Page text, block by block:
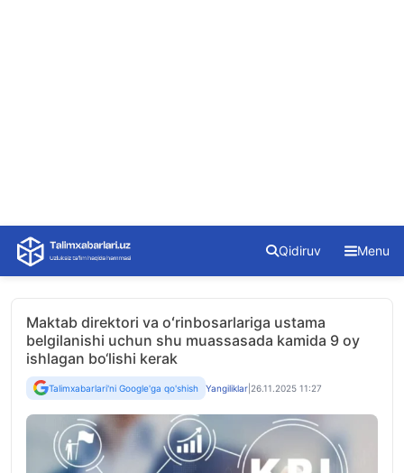
Skip
content
Qidiruv Menu
Maktab direktori va oʻrinbosarlariga ustama
belgilanishi uchun shu muassasada kamida 9 oy
ishlagan bo‘lishi kerak
Talimxabarlari'ni Google'ga qo'shish Yangiliklar 26.11.2025 11:27